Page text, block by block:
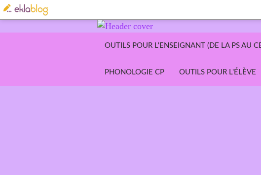
OUTILS POUR L'ENSEIGNANT (DE LA PS AU
PHONOLOGIE CP OUTILS POUR L'ÉLÈVE